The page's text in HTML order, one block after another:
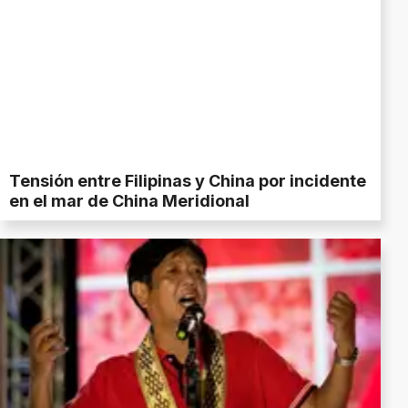
Tensión entre Filipinas y China por incidente
en el mar de China Meridional